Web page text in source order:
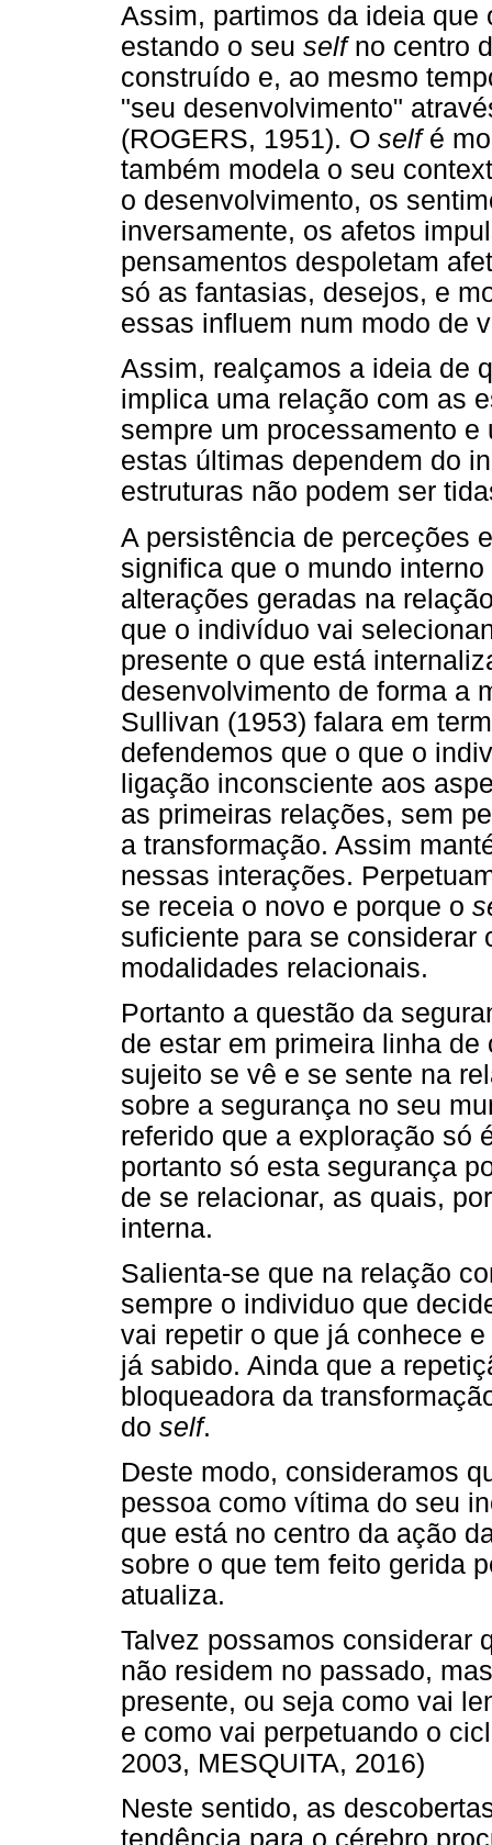
Assim, partimos da ideia que
estando o seu selfno centro
construído e, ao mesmo
"seu desenvolvimento"
(ROGERS, 1951). O selfé
também modela o seu
o desenvolvimento, os
inversamente, os afetos
pensamentos despoletam
só as fantasias, desejos, e
essas influem num modo de
Assim, realçamos a ideia de
implica uma relação com as
sempre um processamento
estas últimas dependem do
estruturas não podem ser
A persistência de perceções
significa que o mundo
alterações geradas na
que o indivíduo vai
presente o que está
desenvolvimento de forma a
Sullivan (1953) falara em
defendemos que o que o
ligação inconsciente aos
as primeiras relações, sem
a transformação. Assim
nessas interações.
se receia o novo e porque o
suficiente para se considerar
modalidades relacionais.
Portanto a questão da
de estar em primeira linha
sujeito se vê e se sente na
sobre a segurança no seu
referido que a exploração só
portanto só esta segurança
de se relacionar, as quais,
interna.
Salienta-se que na relação
sempre o individuo que
vai repetir o que já conhece
já sabido. Ainda que a
bloqueadora da
do self.
Deste modo, consideramos
pessoa como vítima do seu
que está no centro da ação
sobre o que tem feito gerida
atualiza.
Talvez possamos considerar
não residem no passado,
presente, ou seja como vai
e como vai perpetuando o
2003, MESQUITA, 2016)
Neste sentido, as